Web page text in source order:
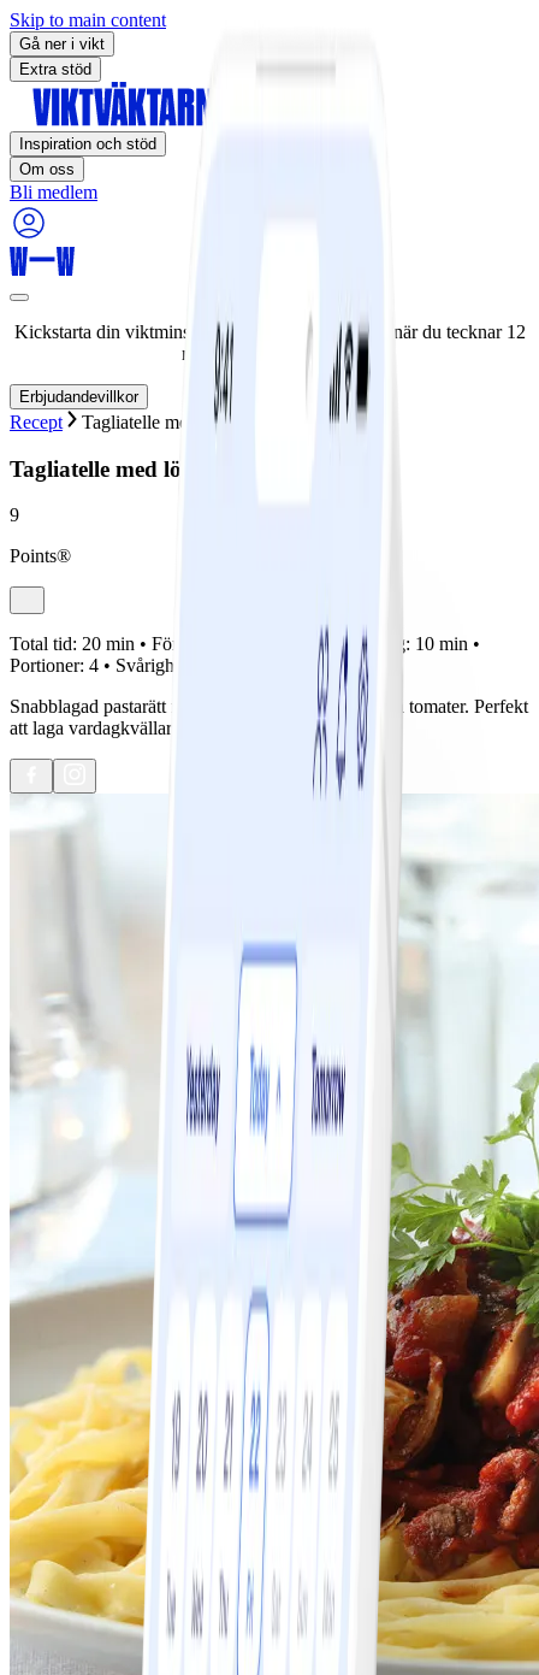
Skip to main content
Gå ner i vikt
Extra stöd
Inspiration och stöd
Om oss
Bli medlem
Kickstarta din viktminskningsresa nu! Spara 50% när du tecknar 12
månaders medlemskap.
Erbjudandevillkor
Recept Tagliatelle med lövbiff och tomat
Tagliatelle med lövbiff och tomat
9
Points®
Total tid: 20 min • Förberedelse: 10 min • Tillagning: 10 min •
Portioner: 4 • Svårighetsgrad:
Snabblagad pastarätt med lövbiff, champinjoner och tomater. Perfekt
att laga vardagkvällar när hungern är alltför stor.